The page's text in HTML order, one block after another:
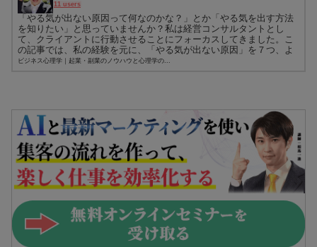
11 users
「やる気が出ない原因って何なのかな？」とか「やる気を出す方法
を知りたい」と思っていませんか？私は経営コンサルタントとし
て、クライアントに行動させることにフォーカスしてきました。こ
の記事では、私の経験を元に、「やる気が出ない原因」を７つ、よ
くある順...
ビジネス心理学｜起業・副業のノウハウと心理学の...